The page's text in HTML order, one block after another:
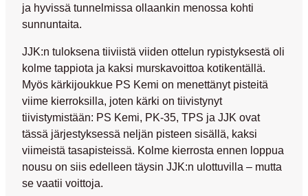
ja hyvissä tunnelmissa ollaankin menossa kohti
sunnuntaita.
JJK:n tuloksena tiiviistä viiden ottelun rypistyksestä oli
kolme tappiota ja kaksi murskavoittoa kotikentällä.
Myös kärkijoukkue PS Kemi on menettänyt pisteitä
viime kierroksilla, joten kärki on tiivistynyt
tiivistymistään: PS Kemi, PK-35, TPS ja JJK ovat
tässä järjestyksessä neljän pisteen sisällä, kaksi
viimeistä tasapisteissä. Kolme kierrosta ennen loppua
nousu on siis edelleen täysin JJK:n ulottuvilla – mutta
se vaatii voittoja.